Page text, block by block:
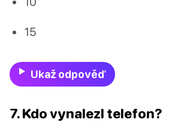
15
Ukaž odpověď
7. Kdo vynalezl telefon?